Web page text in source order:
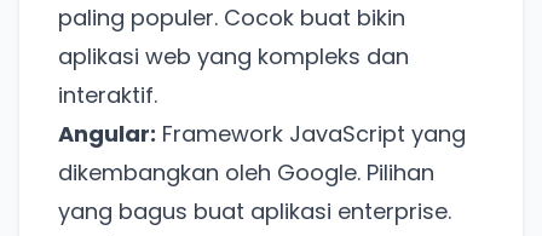
paling populer. Cocok buat bikin
aplikasi web yang kompleks dan
interaktif.
Angular: Framework JavaScript yang
dikembangkan oleh Google. Pilihan
yang bagus buat aplikasi enterprise.